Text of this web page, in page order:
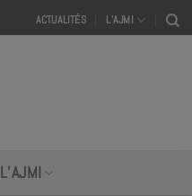
ACTUALITÉS L’AJMI
L’AJMI